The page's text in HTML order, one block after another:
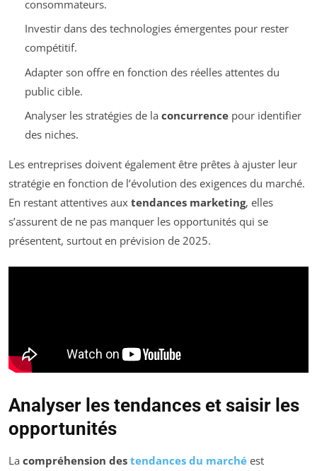
consommateurs.
Investir dans des technologies émergentes pour rester
compétitif.
Adapter son offre en fonction des réelles attentes du
public cible.
Analyser les stratégies de la concurrencepour identifier
des niches.
Les entreprises doivent également être prêtes à ajuster leur
stratégie en fonction de l’évolution des exigences du marché.
En restant attentives aux tendances marketing, elles
s’assurent de ne pas manquer les opportunités qui se
présentent, surtout en prévision de 2025.
Analyser les tendances et saisir les
opportunités
La compréhension des tendances du marché est